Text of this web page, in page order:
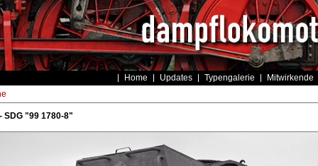
Home Updates Typengalerie
Mitwirkende
SDG "99 1780-8"